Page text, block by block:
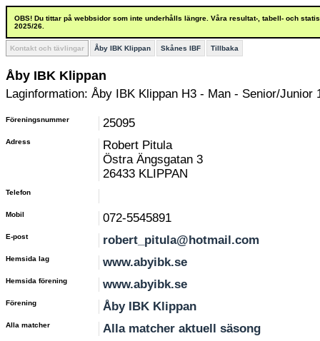
OBS! Du tittar på webbsidor som inte underhålls längre. Våra resultat-, tabell- och
2025/26.
Kontakt och tävlingar Åby IBK Klippan Skånes IBF Tillbaka
Åby IBK Klippan
Laginformation: Åby IBK Klippan H3 - Man - Senior/Junior
Föreningsnummer 25095
Adress
Robert Pitula
Östra Ängsgatan 3
26433 KLIPPAN
Telefon
Mobil 072-5545891
E-post robert_pitula@hotmail.com
Hemsida lag www.abyibk.se
Hemsida förening www.abyibk.se
Förening Åby IBK Klippan
Alla matcher Alla matcher aktuell säsong